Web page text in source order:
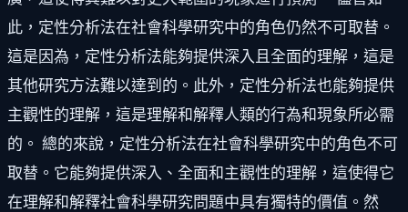
此，定性分析法在社會科學研究中的角色仍然不可取替。
這是因為，定性分析法能夠提供深入且全面的理解，這是
其他研究方法難以達到的。此外，定性分析法也能夠提供
主觀性的理解，這是理解和解釋人類的行為和現象所必需
的。 總的來說，定性分析法在社會科學研究中的角色不可
取替。它能夠提供深入、全面和主觀性的理解，這使得它
在理解和解釋社會科學研究問題中具有獨特的價值。然